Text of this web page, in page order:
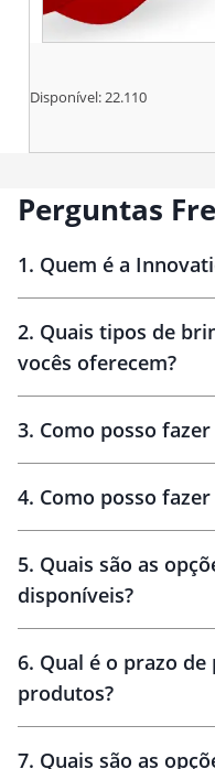
Disponível:22.110
Perguntas
1. Quem é a
Brindes
2. Quais tipos de
vocês oferecem?
3. Como posso
personalização
4. Como posso
amostra virtual
5. Quais são as
disponíveis?
6. Qual é o prazo
produtos?
7. Quais são as